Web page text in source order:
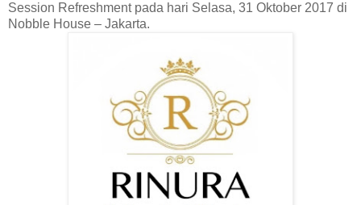
Session Refreshment pada hari Selasa, 31 Oktober 2017 di
Nobble House – Jakarta.